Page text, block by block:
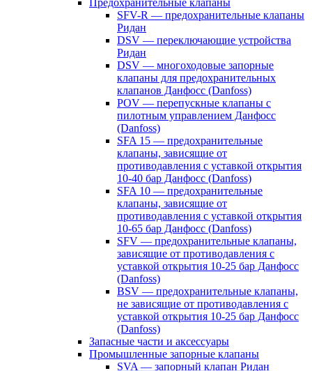
Предохранительные клапаны
SFV-R — предохранительные клапаны
Ридан
DSV — переключающие устройства
Ридан
DSV — многоходовые запорные
клапаны для предохранительных
клапанов Данфосс (Danfoss)
POV — перепускные клапаны с
пилотным управлением Данфосс
(Danfoss)
SFA 15 — предохранительные
клапаны, зависящие от
противодавления с уставкой открытия
10-40 бар Данфосс (Danfoss)
SFA 10 — предохранительные
клапаны, зависящие от
противодавления с уставкой открытия
10-65 бар Данфосс (Danfoss)
SFV — предохранительные клапаны,
зависящие от противодавления с
уставкой открытия 10-25 бар Данфосс
(Danfoss)
BSV — предохранительные клапаны,
не зависящие от противодавления с
уставкой открытия 10-25 бар Данфосс
(Danfoss)
Запасные части и аксессуары
Промышленные запорные клапаны
SVA — запорный клапан Ридан